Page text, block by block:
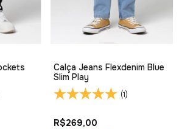
Calça Jeans Flexdenim Blue
Slim Play
(1)
R$269,00